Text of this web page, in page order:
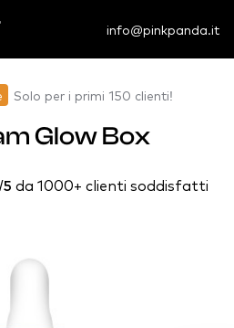
info@pinkpanda.it
Solo per i primi 150 clienti!
Glow Box
da 1000+ clienti soddisfatti